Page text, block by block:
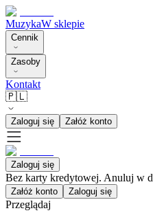
MuzykaW sklepie
Cennik
Zasoby
Kontakt
🇵🇱
Zaloguj się Załóż konto
Zaloguj się
Bez karty kredytowej. Anuluj w
Załóż konto Zaloguj się
Przeglądaj